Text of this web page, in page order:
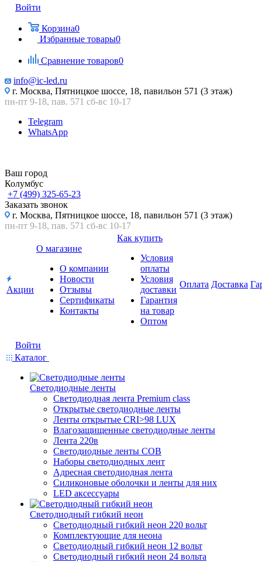
Войти
Корзина0
Избранные товары0
Сравнение товаров0
info@ic-led.ru
г. Москва, Пятницкое шоссе, 18, павильон 571 (3 этаж)
пн-пт 9-18, пав. 571 сб-вс 10-17
Telegram
WhatsApp
Ваш город
Колумбус
+7 (499) 325-65-23
Заказать звонок
г. Москва, Пятницкое шоссе, 18, павильон 571 (3 этаж)
пн-пт 9-18, пав. 571 сб-вс 10-17
Акции
О магазине
О компании
Новости
Отзывы
Сертификаты
Контакты
Как купить
Условия
оплаты
Условия
доставки
Гарантия
на товар
Оптом
Оплата Доставка
Войти
Каталог
Светодиодные ленты
Светодиодная лента Premium class
Открытые светодиодные ленты
Ленты открытые CRI>98 LUX
Влагозащищенные светодиодные ленты
Лента 220в
Светодиодные ленты COB
Наборы светодиодных лент
Адресная светодиодная лента
Силиконовые оболочки и ленты для них
LED аксессуары
Светодиодный гибкий неон
Светодиодный гибкий неон 220 вольт
Комплектующие для неона
Светодиодный гибкий неон 12 вольт
Светодиодный гибкий неон 24 вольта